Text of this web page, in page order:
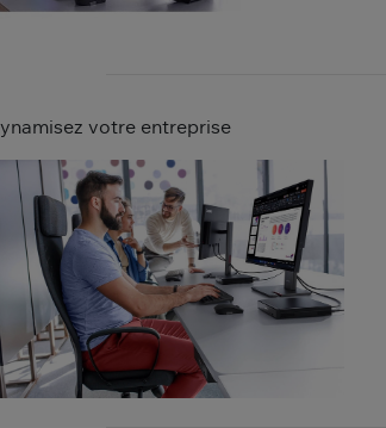
votre entreprise